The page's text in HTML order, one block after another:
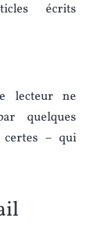
écrits
lecteur ne
quelques
– qui